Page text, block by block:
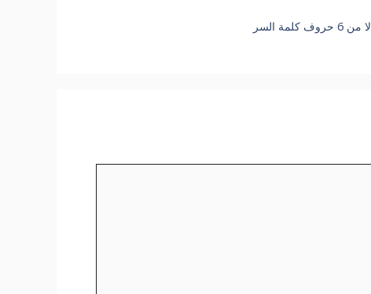
السر